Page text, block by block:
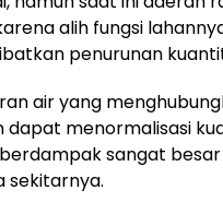
alih fungsi
penurunan
air yang
menormalisasi
sangat
sekitarnya.